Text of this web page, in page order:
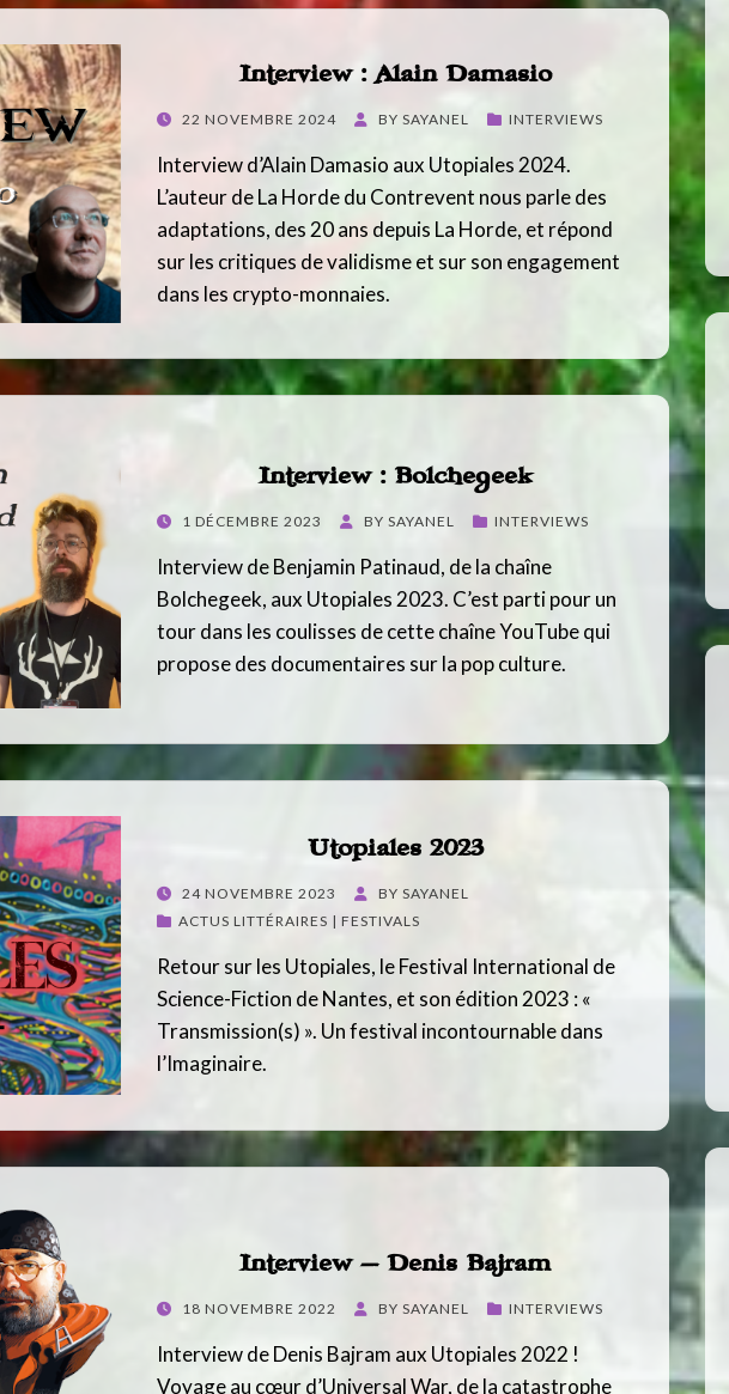
Interview : Alain Damasio
POSTED
22 NOVEMBRE 2024 BY SAYANEL INTERVIEWS
Interview d’Alain Damasio aux Utopiales 2024.
L’auteur de La Horde du Contrevent nous parle des
adaptations, des 20 ans depuis La Horde, et répond
sur les critiques de validisme et sur son engagement
dans les crypto-monnaies.
Interview : Bolchegeek
POSTED1 DÉCEMBRE 2023 BY SAYANEL INTERVIEWS
Interview de Benjamin Patinaud, de la chaîne
Bolchegeek, aux Utopiales 2023. C’est parti pour un
tour dans les coulisses de cette chaîne YouTube qui
propose des documentaires sur la pop culture.
Utopiales 2023
POSTED
ON
24 NOVEMBRE 2023 BY SAYANEL
ACTUS LITTÉRAIRES | FESTIVALS
Retour sur les Utopiales, le Festival International de
Science-Fiction de Nantes, et son édition 2023 : «
Transmission(s) ». Un festival incontournable dans
l’Imaginaire.
Interview – Denis Bajram
POSTED18 NOVEMBRE 2022 BY SAYANEL INTERVIEWS
Interview de Denis Bajram aux Utopiales 2022 !
Voyage au cœur d’Universal War, de la catastrophe